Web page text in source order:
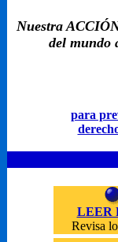
Nuestra
del mundo
para
LEER
Revisa